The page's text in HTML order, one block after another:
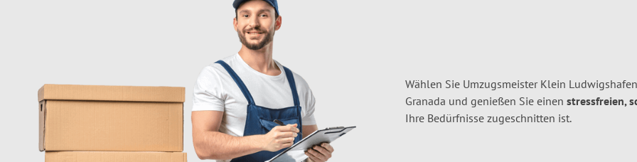
Wählen Sie Umzugsmeister Klein
Granada und genießen Sie einen stressfreien,
Ihre Bedürfnisse zugeschnitten ist.